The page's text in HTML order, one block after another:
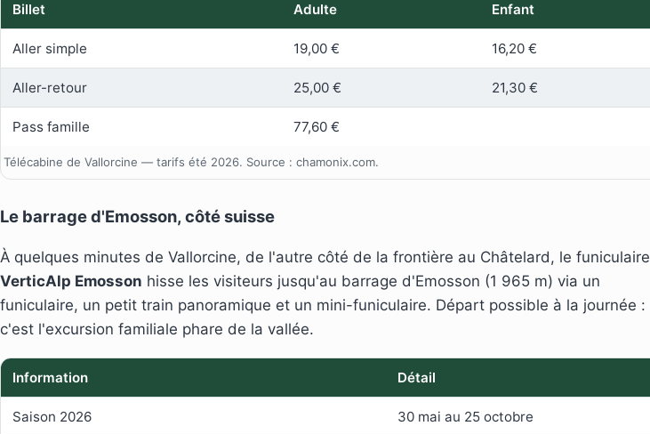
Télécabine de Vallorcine — tarifs été 2026. Source : chamonix.com.
Billet Adulte Enfant
Aller simple 19,00 € 16,20 €
Aller-retour 25,00 € 21,30 €
Pass famille 77,60 €
Le barrage d'Emosson, côté suisse
À quelques minutes de Vallorcine, de l'autre côté de la frontière au Châtelard, le funiculaire
VerticAlp Emosson hisse les visiteurs jusqu'au barrage d'Emosson (1 965 m) via un
funiculaire, un petit train panoramique et un mini-funiculaire. Départ possible à la journée :
c'est l'excursion familiale phare de la vallée.
Information Détail
Saison 2026 30 mai au 25 octobre